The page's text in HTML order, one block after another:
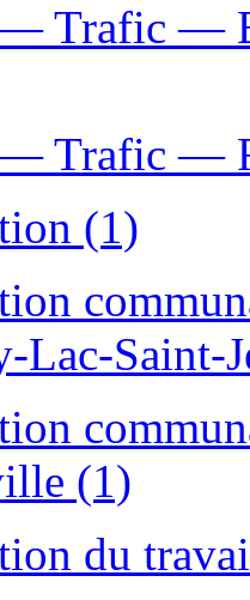
— Trafic —
— Trafic —
(1)
Lac-
(1)
du